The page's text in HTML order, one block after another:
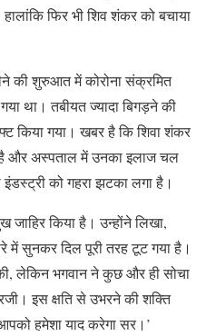
फिर भी शिव शंकर को बचाया
की शुरुआत में कोरोना संक्रमित
था। तबीयत ज्यादा बिगड़ने की
किया गया। खबर है कि शिवा शंकर
है और अस्पताल में उनका इलाज चल
को गहरा झटका लगा है।
किया है। उन्होंने लिखा,
में सुनकर दिल पूरी तरह टूट गया है।
लेकिन भगवान ने कुछ और ही सोचा
इस क्षति से उभरने की शक्ति
हमेशा याद करेगा सर।’